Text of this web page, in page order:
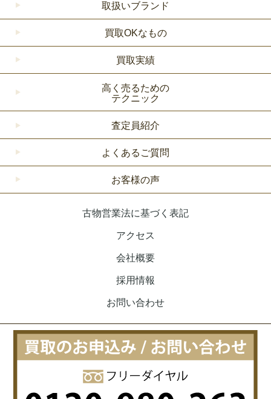
取扱いブランド
買取OKなもの
買取実績
高く売るための
テクニック
査定員紹介
よくあるご質問
お客様の声
古物営業法に基づく表記
アクセス
会社概要
採用情報
お問い合わせ